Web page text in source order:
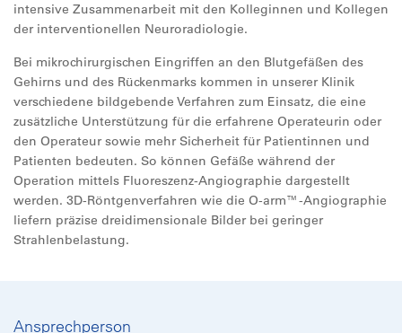
intensive Zusammenarbeit mit den Kolleginnen und Kollegen
der interventionellen Neuroradiologie.
Bei mikrochirurgischen Eingriffen an den Blutgefäßen des
Gehirns und des Rückenmarks kommen in unserer Klinik
verschiedene bildgebende Verfahren zum Einsatz, die eine
zusätzliche Unterstützung für die erfahrene Operateurin oder
den Operateur sowie mehr Sicherheit für Patientinnen und
Patienten bedeuten. So können Gefäße während der
Operation mittels Fluoreszenz-Angiographie dargestellt
werden. 3D-Röntgenverfahren wie die O-arm™-Angiographie
liefern präzise dreidimensionale Bilder bei geringer
Strahlenbelastung.
Ansprechperson